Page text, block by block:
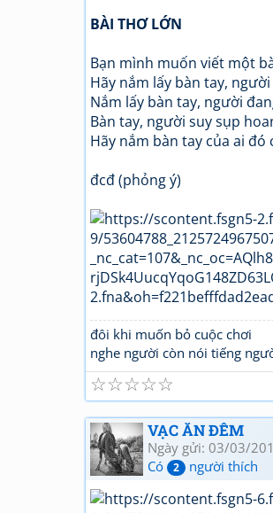
BÀI THƠ LỚN
Bạn mình muốn viết một
Hãy nắm lấy bàn tay,
Nắm lấy bàn tay, người
Bàn tay, người suy sụp
Hãy nắm bàn tay của ai đó
đcđ (phỏng ý)
đôi khi muốn bỏ cuộc chơi
nghe người còn nói tiếng
☆
☆
☆
☆
☆
VẠC ĂN ĐÊM
Ngày gửi: 03/03/
Có
2 người thích